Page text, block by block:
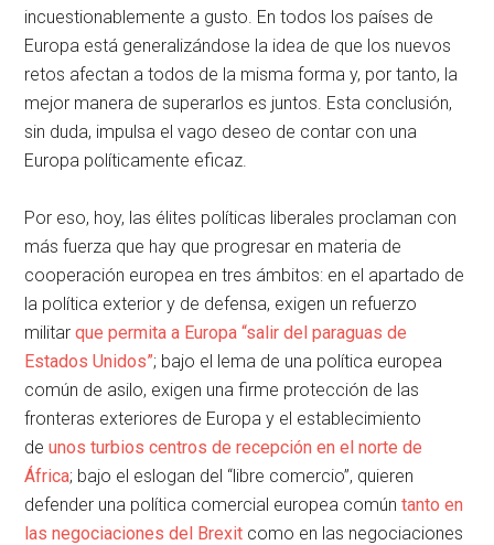
incuestionablemente a gusto. En todos los países de
Europa está generalizándose la idea de que los nuevos
retos afectan a todos de la misma forma y, por tanto, la
mejor manera de superarlos es juntos. Esta conclusión,
sin duda, impulsa el vago deseo de contar con una
Europa políticamente eficaz.
Por eso, hoy, las élites políticas liberales proclaman con
más fuerza que hay que progresar en materia de
cooperación europea en tres ámbitos: en el apartado de
la política exterior y de defensa, exigen un refuerzo
militarque permita a Europa “salir del paraguas de
Estados Unidos”; bajo el lema de una política europea
común de asilo, exigen una firme protección de las
fronteras exteriores de Europa y el establecimiento
deunos turbios centros de recepción en el norte de
África; bajo el eslogan del “libre comercio”, quieren
defender una política comercial europea comúntanto en
las negociaciones del Brexit como en las negociaciones